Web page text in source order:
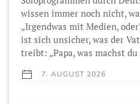
wissen immer noch nicht,
„Irgendwas mit Medien,
ist sich unsicher, was der
treibt: „Papa, was machst
7. AUGUST 2026